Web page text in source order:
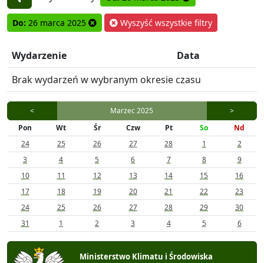
Do: 26 marca 2025 Wyszyść wszystkie filtry
Wydarzenie
Data
Brak wydarzeń w wybranym okresie czasu
< Marzec 2025
>
Pon
Wt Śr Czw Pt So
Nd
24
25 26 27 28 1
2
3
4 5 6 7 8
9
10
11 12 13 14 15
16
17
18 19 20 21 22
23
24
25 26 27 28 29
30
31
1 2 3 4 5 6
Ministerstwo Klimatu i Środowiska